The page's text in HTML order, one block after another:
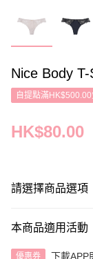
Nice Body
自提點滿
HK$80.00
請選擇商品選項
本商品適用活動
優惠券 下載APP